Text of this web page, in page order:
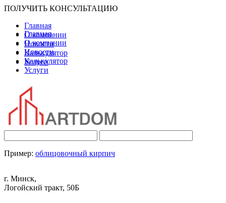
ПОЛУЧИТЬ КОНСУЛЬТАЦИЮ
Главная
О компании
Новости
Калькулятор
Услуги
Главная
О компании
Новости
Калькулятор
Услуги
Пример: облицовочный кирпич
г. Минск,
Логойский тракт, 50Б